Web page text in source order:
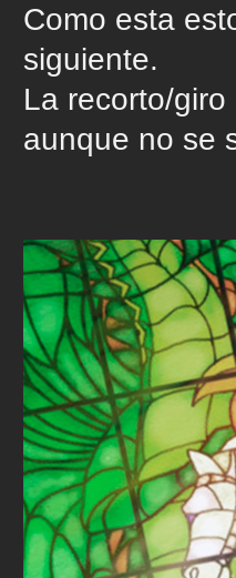
Como esta
siguiente.
La recorto/
aunque no se